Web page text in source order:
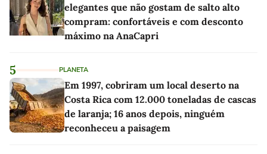
elegantes que não gostam de salto alto
compram: confortáveis e com desconto
máximo na AnaCapri
5 PLANETA
Em 1997, cobriram um local deserto na
Costa Rica com 12.000 toneladas de cascas
de laranja; 16 anos depois, ninguém
reconheceu a paisagem